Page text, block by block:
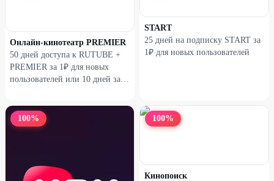
Онлайн-кинотеатр PREMIER
50 дней доступа к RUTUBE +
PREMIER за 1₽ для новых
пользователей или 10 дней за
START
25 дней на подписку START за
1₽ для новых пользователей
100% 100%
Кинопоиск